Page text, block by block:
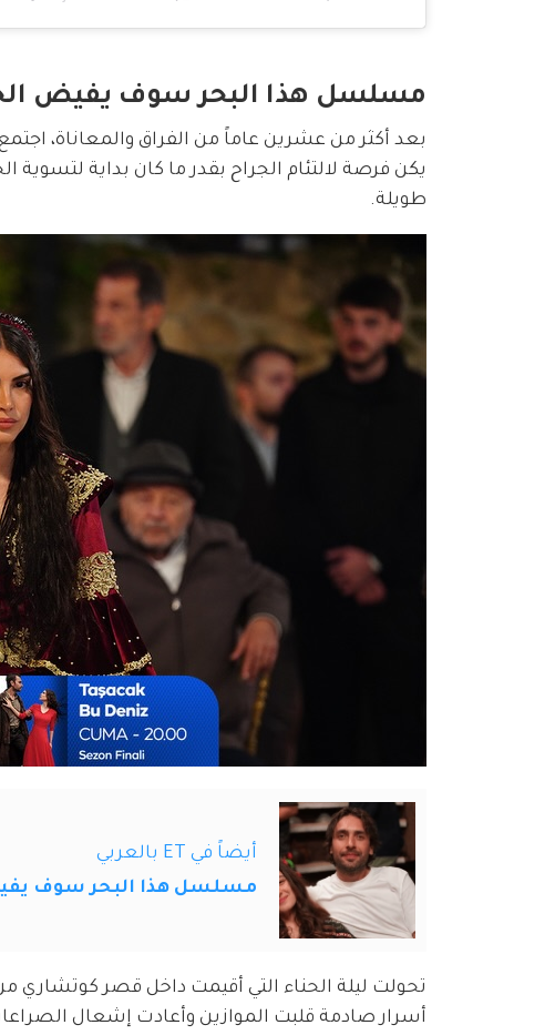
مسلسل هذا البحر سوف يفيض الحلقة 31
بعد أكثر من عشرين عاماً من الفراق والمعاناة،
يكن فرصة لالتئام الجراح بقدر ما كان بداية
طويلة.
أيضاً في ET بالعربي
مسلسل هذا البحر سوف يفيض الحلقة 30 ..
تحولت ليلة الحناء التي أقيمت داخل قصر
أسرار صادمة قلبت الموازين وأعادت إشعال